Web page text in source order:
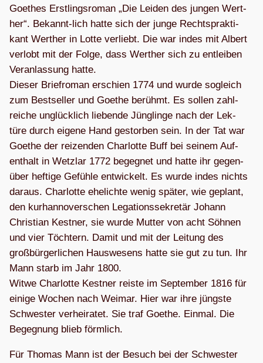
Goe­thes Erst­lings­ro­man „Die Lei­den des jun­gen Wert­
her“. Bekannt-lich hatte sich der junge Rechts­prakti-
kant Wert­her in Lotte ver­liebt. Die war indes mit Albert
ver­lobt mit der Folge, dass Wert­her sich zu ent­lei­ben
Ver­an­las­sung hatte.
Die­ser Brief­ro­man erschien 1774 und wurde sogleich
zum Best­sel­ler und Goe­the berühmt. Es sol­len zahl­
rei­che unglück­lich lie­bende Jüng­linge nach der Lek­
türe durch eigene Hand gestor­ben sein. In der Tat war
Goe­the der rei­zen­den Char­lotte Buff bei sei­nem Auf­
ent­halt in Wetz­lar 1772 begeg­net und hatte ihr gegen­
über hef­tige Gefühle ent­wi­ckelt. Es wurde indes nichts
dar­aus. Char­lotte ehe­lichte wenig spä­ter, wie geplant,
den kur­han­no­ver­schen Lega­ti­ons­se­kre­tär Johann
Chris­tian Kest­ner, sie wurde Mut­ter von acht Söh­nen
und vier Töch­tern. Damit und mit der Lei­tung des
groß­bür­ger­li­chen Haus­we­sens hatte sie gut zu tun. Ihr
Mann starb im Jahr 1800.
Witwe Char­lotte Kest­ner reiste im Sep­tem­ber 1816 für
einige Wochen nach Wei­mar. Hier war ihre jüngste
Schwes­ter ver­hei­ra­tet. Sie traf Goe­the. Ein­mal. Die
Begeg­nung blieb förmlich.
Für Tho­mas Mann ist der Besuch bei der Schwes­ter